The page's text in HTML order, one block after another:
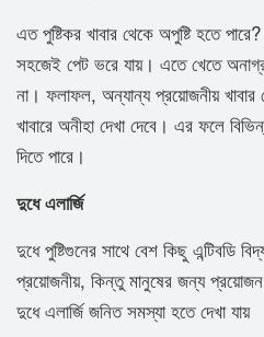
এত পুষ্টিকর খাবার থেকে অপুষ্টি হতে
সহজেই পেট ভরে যায়। এতে খেতে
না। ফলাফল, অন্যান্য প্রয়োজনীয়
খাবারে অনীহা দেখা দেবে। এর ফলে
দিতে পারে।
দুধে এলার্জি
দুধে পুষ্টিগুনের সাথে বেশ কিছু এন্টিবডি
প্রয়োজনীয়, কিন্তু মানুষের জন্য
দুধে এলার্জি জনিত সমস্যা হতে দেখা যায়